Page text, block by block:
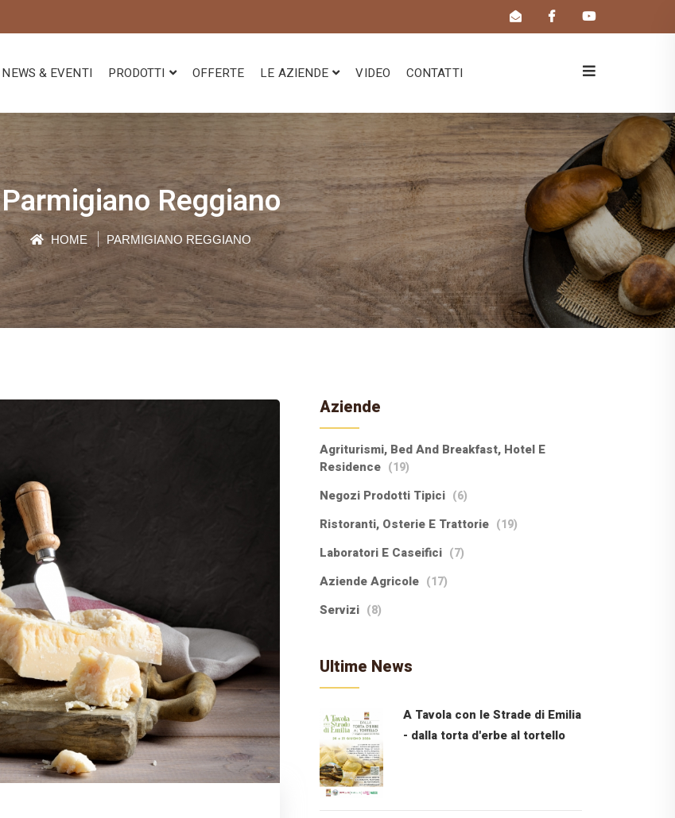
NEWS & EVENTI PRODOTTI OFFERTE LE AZIENDE VIDEO CONTATTI
Parmigiano Reggiano
HOME PARMIGIANO REGGIANO
Aziende
Agriturismi, Bed And Breakfast, Hotel E
Residence (19)
Negozi Prodotti Tipici (6)
Ristoranti, Osterie E Trattorie (19)
Laboratori E Caseifici (7)
Aziende Agricole (17)
Servizi (8)
Ultime News
A Tavola con le Strade di Emilia
- dalla torta d'erbe al tortello